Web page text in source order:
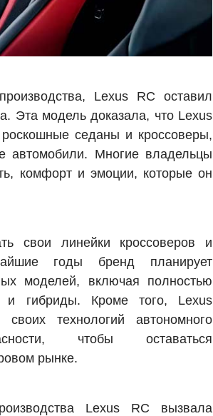
Lexus RC оставил
Эта модель доказала, что Lexus
седаны и кроссоверы,
автомобили. Многие владельцы
комфорт и эмоции, которые он
свои линейки кроссоверов и
годы бренд планирует
моделей, включая полностью
и гибриды. Кроме того, Lexus
технологий автономного
чтобы оставаться
рынке.
Lexus RC вызвала